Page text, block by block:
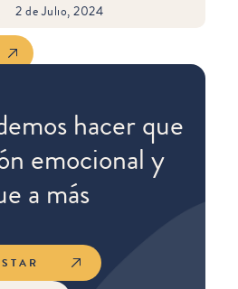
2 de Julio, 2024
hacer que
emocional y
a más